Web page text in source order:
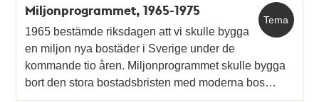
Tema
Miljonprogrammet, 1965-1975
1965 bestämde riksdagen att vi skulle bygga
en miljon nya bostäder i Sverige under de
kommande tio åren. Miljonprogrammet skulle bygga
bort den stora bostadsbristen med moderna bos…